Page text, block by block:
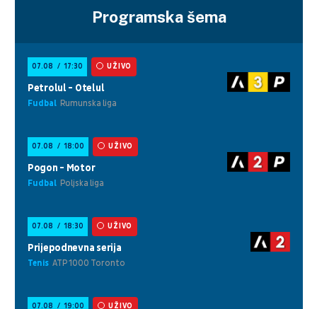
Programska šema